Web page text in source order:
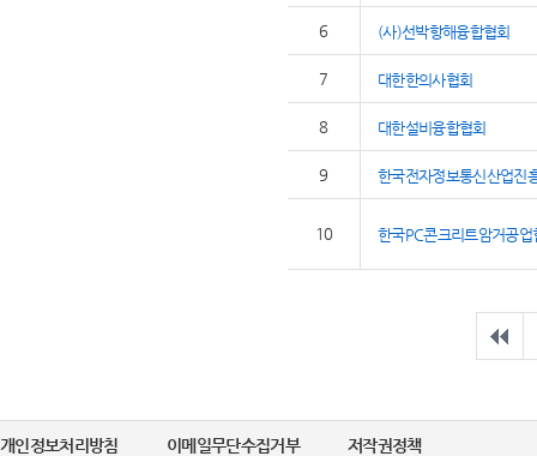
6 (사)선박항해융합협회
7 대한한의사협회
8 대한설비융합협회
9 한국전자정보통신산업진
10 한국PC콘크리트암거공업
개인정보처리방침 이메일무단수집거부 저작권정책